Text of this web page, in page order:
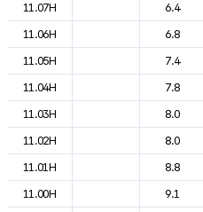
11.07H
6.4
11.06H
6.8
11.05H
7.4
11.04H
7.8
11.03H
8.0
11.02H
8.0
11.01H
8.8
11.00H
9.1